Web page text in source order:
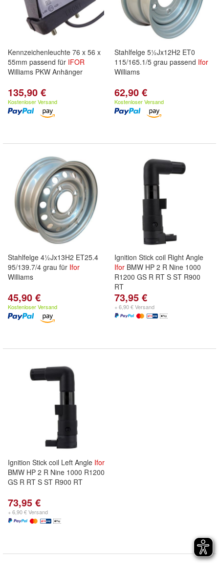
Kennzeichenleuchte 76 x 56 x
55mm passend für IFOR
Williams PKW Anhänger
135,90 €
Kostenloser Versand
Stahlfelge 5½Jx12H2 ET0
115/165.1/5 grau passend Ifor
Williams
62,90 €
Kostenloser Versand
Stahlfelge 4½Jx13H2 ET25.4
95/139.7/4 grau für Ifor
Williams
45,90 €
Kostenloser Versand
Ignition Stick coil Right Angle
Ifor BMW HP 2 R Nine 1000
R1200 GS R RT S ST R900
RT
73,95 €
+ 6,90 € Versand
Ignition Stick coil Left Angle Ifor
BMW HP 2 R Nine 1000 R1200
GS R RT S ST R900 RT
73,95 €
+ 6,90 € Versand